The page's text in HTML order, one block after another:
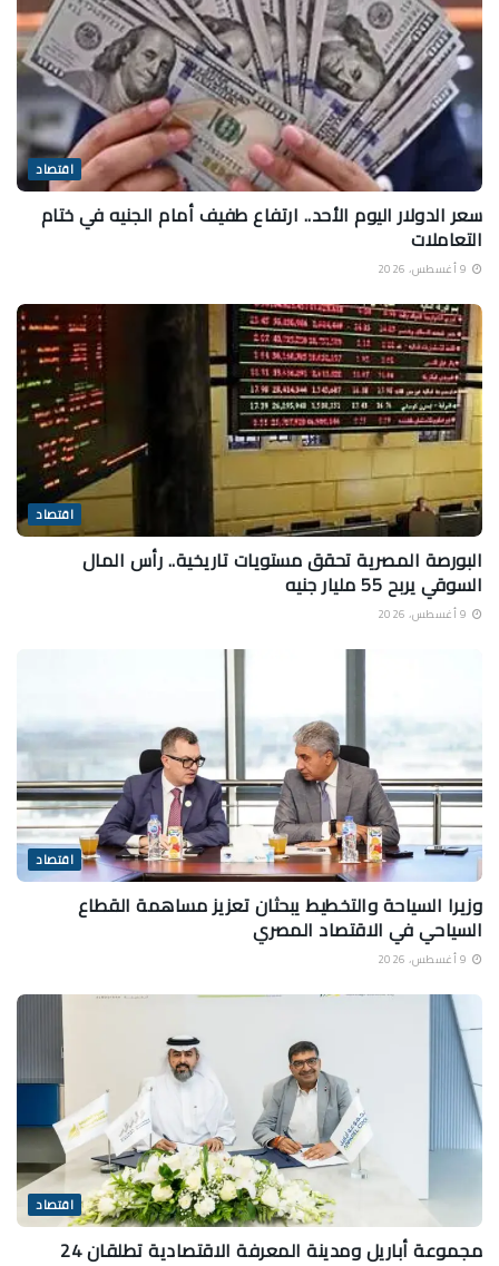
اقتصاد
سعر الدولار اليوم الأحد.. ارتفاع طفيف أمام الجنيه في ختام
التعاملات
اقتصاد
البورصة المصرية تحقق مستويات تاريخية.. رأس المال
السوقي يربح 55 مليار جنيه
اقتصاد
وزيرا السياحة والتخطيط يبحثان تعزيز مساهمة القطاع
السياحي في الاقتصاد المصري
اقتصاد
مجموعة أباريل ومدينة المعرفة الاقتصادية تطلقان 24